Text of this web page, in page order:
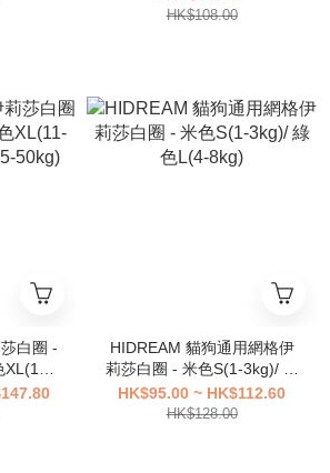
HK$108.00
白圈 -
50kg)
HIDREAM 貓狗通用網格伊
莉莎白圈 - 米色S(1-3kg)/ 綠
色L(4-8kg)
HK$95.00 ~ HK$112.60
HK$128.00